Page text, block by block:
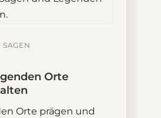
Orte
Orte prägen und